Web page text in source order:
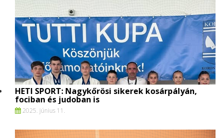
HETI SPORT: Nagykőrösi sikerek kosárpályán,
fociban és judoban is
2025. június 11.